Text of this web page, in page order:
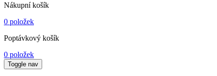
Nákupní košík
0 položek
Poptávkový košík
0 položek
Toggle nav